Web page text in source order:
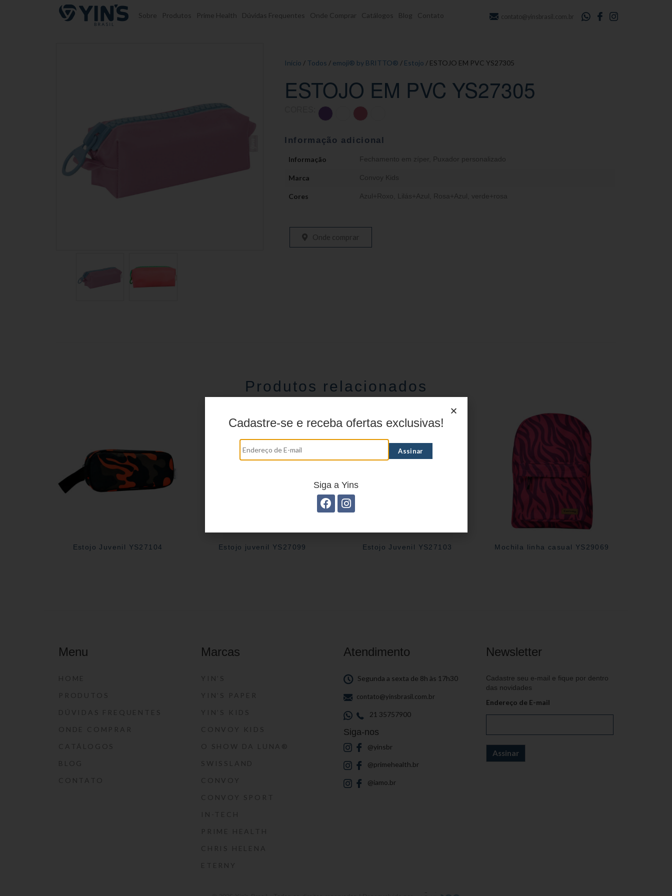
Pular para o conteúdo Sobre Produtos Prime Health Dúvidas Frequentes Onde Comprar Catálogos Blog Contato contato@yinsbrasil.com.br
Início / Todos / emoji® by BRITTO® / Estojo / ESTOJO EM PVC YS27305
ESTOJO EM PVC YS27305
Informação adicional
Informação Fechamento em zíper Puxador personalizado
Marca Convoy Kids
Cores Azul+Roxo Lilás+Azul Rosa+Azul verde+rosa
Onde comprar
Produtos relacionados
Estojo Juvenil YS27104 Estojo juvenil YS27099 Estojo Juvenil YS27103 Mochila linha casual YS29069
Menu
HOME
PRODUTOS
DÚVIDAS FREQUENTES
ONDE COMPRAR
CATÁLOGOS
BLOG
CONTATO
Marcas
YIN’S
YIN’S PAPER
YIN’S KIDS
CONVOY KIDS
O SHOW DA LUNA®
SWISSLAND
CONVOY
CONVOY SPORT
IN-TECH
PRIME HEALTH
CHRIS HELENA
ETERNY
Atendimento
Segunda a sexta de 8h às 17h30
contato@yinsbrasil.com.br
21 35757900
Siga-nos
@yinsbr
@primehealth.br
@iamo.br
Newsletter
Cadastre seu e-mail e fique por dentro
das novidades
Endereço de E-mail
Cadastre-se e receba ofertas exclusivas!
Siga a Yins